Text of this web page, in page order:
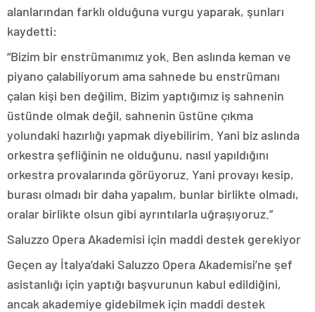
alanlarından farklı olduğuna vurgu yaparak, şunları
kaydetti:
“Bizim bir enstrümanımız yok. Ben aslında keman ve
piyano çalabiliyorum ama sahnede bu enstrümanı
çalan kişi ben değilim. Bizim yaptığımız iş sahnenin
üstünde olmak değil, sahnenin üstüne çıkma
yolundaki hazırlığı yapmak diyebilirim. Yani biz aslında
orkestra şefliğinin ne olduğunu, nasıl yapıldığını
orkestra provalarında görüyoruz. Yani provayı kesip,
burası olmadı bir daha yapalım, bunlar birlikte olmadı,
oralar birlikte olsun gibi ayrıntılarla uğraşıyoruz.”
Saluzzo Opera Akademisi için maddi destek gerekiyor
Geçen ay İtalya’daki Saluzzo Opera Akademisi’ne şef
asistanlığı için yaptığı başvurunun kabul edildiğini,
ancak akademiye gidebilmek için maddi destek